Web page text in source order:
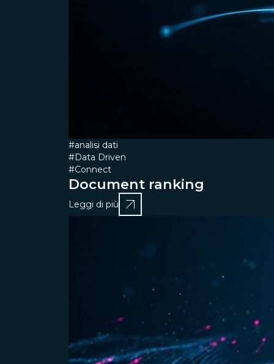
#analisi dati
#Data Driven
#Connect
Document ranking
Leggi di più